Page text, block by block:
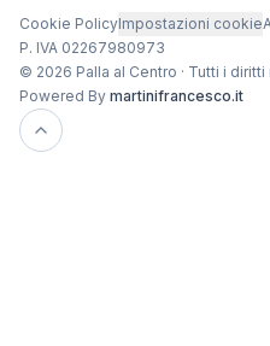
Cookie PolicyImpostazioni cookie
P. IVA 02267980973
© 2026 Palla al Centro · Tutti i diritti
Powered By martinifrancesco.it